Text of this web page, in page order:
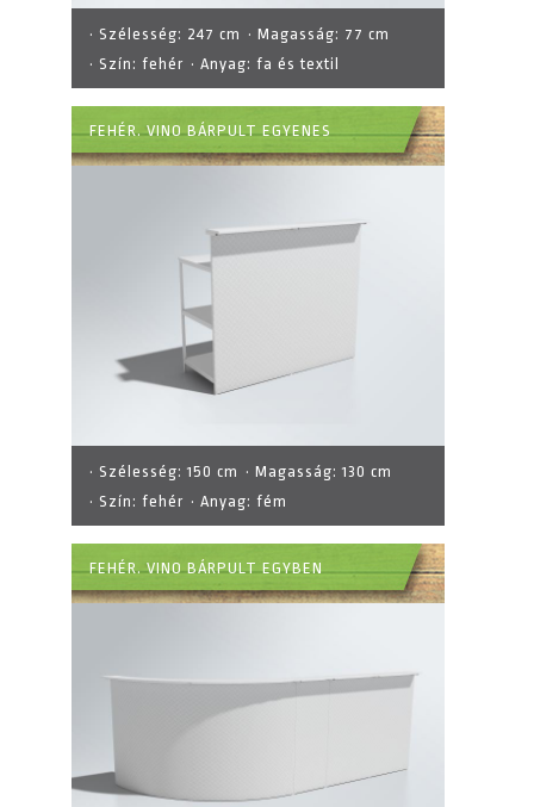
· Szélesség: 247 cm · Magasság: 77 cm
· Szín: fehér · Anyag: fa és textil
FEHÉR. VINO BÁRPULT EGYENES
· Szélesség:150 cm · Magasság:130 cm
· Szín: fehér · Anyag: fém
FEHÉR. VINO BÁRPULT EGYBEN